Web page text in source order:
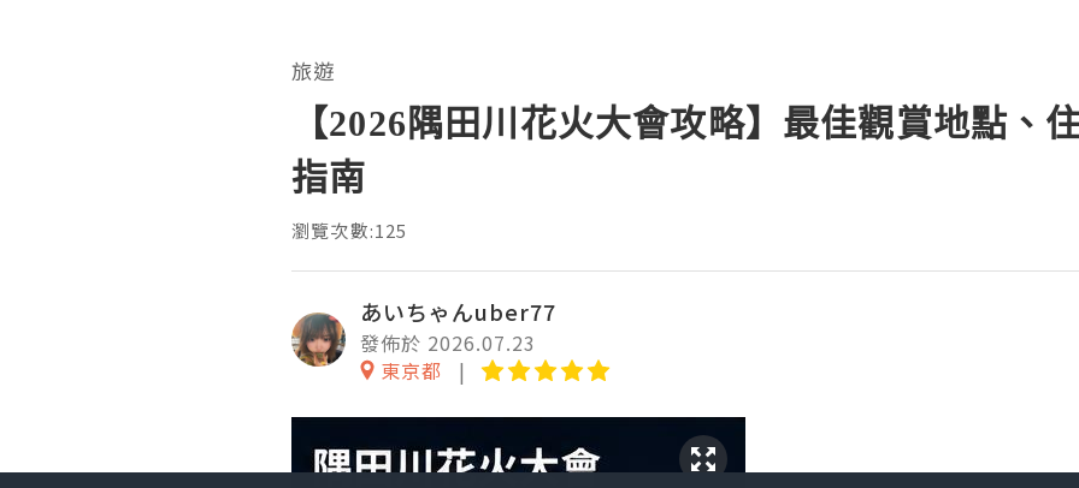
旅遊
【2026隅田川花火大會攻略】最佳觀賞地點、
指南
瀏覽次數:125
あいちゃんuber77
發佈於 2026.07.23
東京都